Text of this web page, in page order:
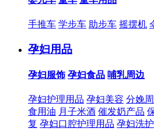
手推车 学步车 助步车 摇摆机
孕妇用品
孕妇服饰 孕妇食品 哺乳周边
孕妇护理用品 孕妇美容 分娩
食用油 月子米酒 催发奶产品
复 孕妇口腔护理用品 孕妇洗